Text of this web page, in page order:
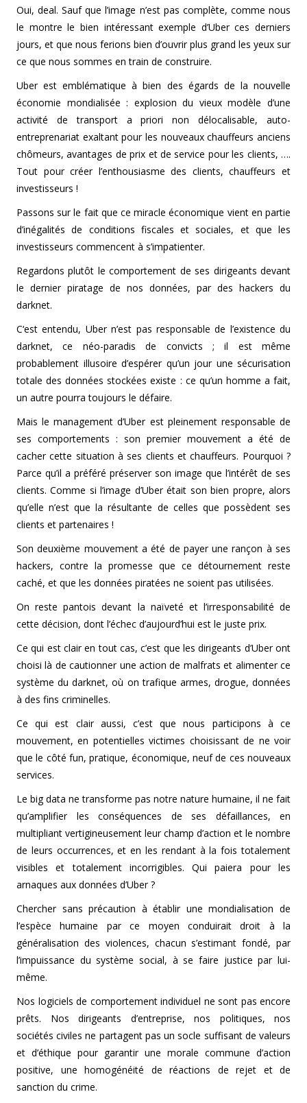
Oui, deal. Sauf que l’image n’est pas complète, comme nous
le montre le bien intéressant exemple d’Uber ces derniers
jours, et que nous ferions bien d’ouvrir plus grand les yeux sur
ce que nous sommes en train de construire.
Uber est emblématique à bien des égards de la nouvelle
économie mondialisée : explosion du vieux modèle d’une
activité de transport a priori non délocalisable, auto-
entreprenariat exaltant pour les nouveaux chauffeurs anciens
chômeurs, avantages de prix et de service pour les clients, ….
Tout pour créer l’enthousiasme des clients, chauffeurs et
investisseurs !
Passons sur le fait que ce miracle économique vient en partie
d’inégalités de conditions fiscales et sociales, et que les
investisseurs commencent à s’impatienter.
Regardons plutôt le comportement de ses dirigeants devant
le dernier piratage de nos données, par des hackers du
darknet.
C‘est entendu, Uber n’est pas responsable de l’existence du
darknet, ce néo-paradis de convicts ; il est même
probablement illusoire d’espérer qu’un jour une sécurisation
totale des données stockées existe : ce qu’un homme a fait,
un autre pourra toujours le défaire.
Mais le management d’Uber est pleinement responsable de
ses comportements : son premier mouvement a été de
cacher cette situation à ses clients et chauffeurs. Pourquoi ?
Parce qu’il a préféré préserver son image que l’intérêt de ses
clients. Comme si l’image d’Uber était son bien propre, alors
qu’elle n’est que la résultante de celles que possèdent ses
clients et partenaires !
Son deuxième mouvement a été de payer une rançon à ses
hackers, contre la promesse que ce détournement reste
caché, et que les données piratées ne soient pas utilisées.
On reste pantois devant la naïveté et l’irresponsabilité de
cette décision, dont l’échec d’aujourd’hui est le juste prix.
Ce qui est clair en tout cas, c’est que les dirigeants d’Uber ont
choisi là de cautionner une action de malfrats et alimenter ce
système du darknet, où on trafique armes, drogue, données
à des fins criminelles.
Ce qui est clair aussi, c’est que nous participons à ce
mouvement, en potentielles victimes choisissant de ne voir
que le côté fun, pratique, économique, neuf de ces nouveaux
services.
Le big data ne transforme pas notre nature humaine, il ne fait
qu’amplifier les conséquences de ses défaillances, en
multipliant vertigineusement leur champ d’action et le nombre
de leurs occurrences, et en les rendant à la fois totalement
visibles et totalement incorrigibles. Qui paiera pour les
arnaques aux données d’Uber ?
Chercher sans précaution à établir une mondialisation de
l’espèce humaine par ce moyen conduirait droit à la
généralisation des violences, chacun s’estimant fondé, par
l’impuissance du système social, à se faire justice par lui-
même.
Nos logiciels de comportement individuel ne sont pas encore
prêts. Nos dirigeants d’entreprise, nos politiques, nos
sociétés civiles ne partagent pas un socle suffisant de valeurs
et d’éthique pour garantir une morale commune d’action
positive, une homogénéité de réactions de rejet et de
sanction du crime.